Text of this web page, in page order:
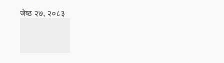
जेष्ठ २७, २०८३